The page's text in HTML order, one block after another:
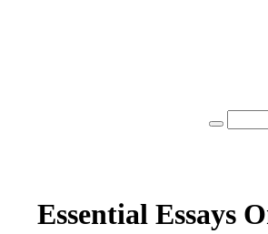
חיפוש
Essential Essays